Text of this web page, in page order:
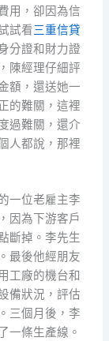
用，卻因為信
試看三重信貸
分證和財力證
陳經理仔細評
額，還送她一
的難關，這裡
過難關，還介
人都說，那裡
一位老雇主李
因為下游客戶
斷掉。李先生
最後他經朋友
工廠的機台和
備狀況，評估
三個月後，李
一條生產線。